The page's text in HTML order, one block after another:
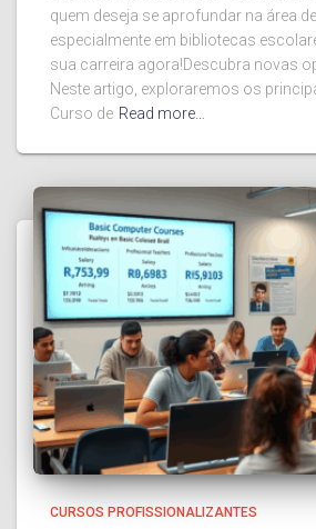
quem deseja se aprofundar na área
especialmente em bibliotecas
sua carreira agora!Descubra novas
Neste artigo, exploraremos os
Curso de Read more…
CURSOS PROFISSIONALIZANTES